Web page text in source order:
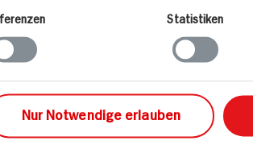
Statistiken
Nur Notwendige erlauben
Zum Marktfinder